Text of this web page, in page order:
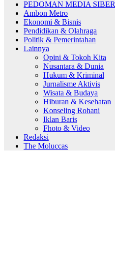
PEDOMAN MEDIA SIBER
Ambon Metro
Ekonomi & Bisnis
Pendidikan & Olahraga
Politik & Pemerintahan
Lainnya
Opini & Tokoh Kita
Nusantara & Dunia
Hukum & Kriminal
Jurnalisme Aktivis
Wisata & Budaya
Hiburan & Kesehatan
Konseling Rohani
Iklan Baris
Fhoto & Video
Redaksi
The Moluccas